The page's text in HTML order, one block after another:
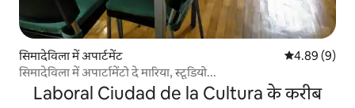
सिमादेविला में अपार्टमेंट औसत रेटिंग 5 में
4.89 (9)
सिमादेविला में अपार्टामेंटो दे मारिया, स्टूडियो...
Laboral Ciudad de la Cultura के करीब